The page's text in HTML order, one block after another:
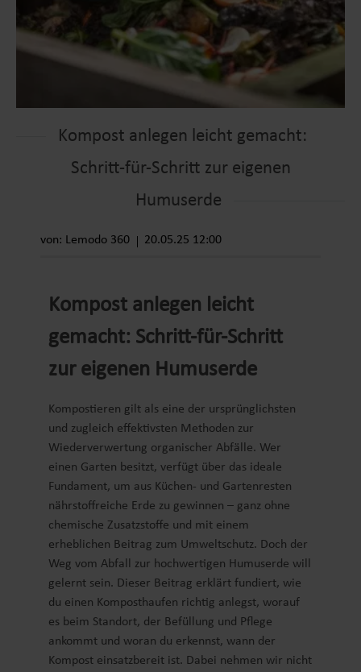
Kompost anlegen leicht gemacht:
Schritt-für-Schritt zur eigenen
Humuserde
von: Lemodo 360 20.05.25 12:00
Kompost anlegen leicht
gemacht: Schritt-für-Schritt
zur eigenen Humuserde
Kompostieren gilt als eine der ursprünglichsten
und zugleich effektivsten Methoden zur
Wiederverwertung organischer Abfälle. Wer
einen Garten besitzt, verfügt über das ideale
Fundament, um aus Küchen- und Gartenresten
nährstoffreiche Erde zu gewinnen – ganz ohne
chemische Zusatzstoffe und mit einem
erheblichen Beitrag zum Umweltschutz. Doch der
Weg vom Abfall zur hochwertigen Humuserde will
gelernt sein. Dieser Beitrag erklärt fundiert, wie
du einen Komposthaufen richtig anlegst, worauf
es beim Standort, der Befüllung und Pflege
ankommt und woran du erkennst, wann der
Kompost einsatzbereit ist. Dabei nehmen wir nicht